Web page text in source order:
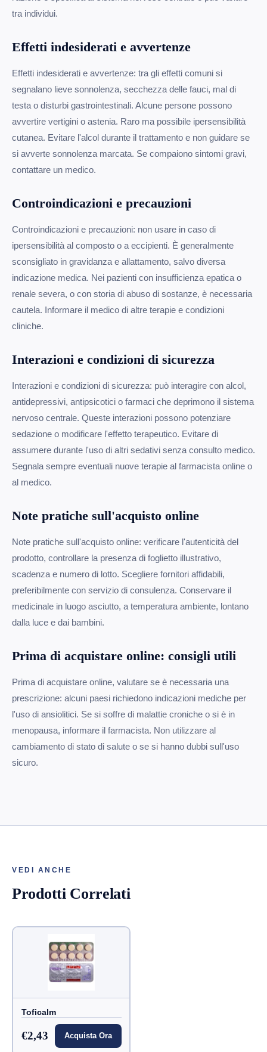
tra individui.
Effetti indesiderati e avvertenze
Effetti indesiderati e avvertenze: tra gli effetti comuni si
segnalano lieve sonnolenza, secchezza delle fauci, mal di
testa o disturbi gastrointestinali. Alcune persone possono
avvertire vertigini o astenia. Raro ma possibile ipersensibilità
cutanea. Evitare l'alcol durante il trattamento e non guidare se
si avverte sonnolenza marcata. Se compaiono sintomi gravi,
contattare un medico.
Controindicazioni e precauzioni
Controindicazioni e precauzioni: non usare in caso di
ipersensibilità al composto o a eccipienti. È generalmente
sconsigliato in gravidanza e allattamento, salvo diversa
indicazione medica. Nei pazienti con insufficienza epatica o
renale severa, o con storia di abuso di sostanze, è necessaria
cautela. Informare il medico di altre terapie e condizioni
cliniche.
Interazioni e condizioni di sicurezza
Interazioni e condizioni di sicurezza: può interagire con alcol,
antidepressivi, antipsicotici o farmaci che deprimono il sistema
nervoso centrale. Queste interazioni possono potenziare
sedazione o modificare l'effetto terapeutico. Evitare di
assumere durante l'uso di altri sedativi senza consulto medico.
Segnala sempre eventuali nuove terapie al farmacista online o
al medico.
Note pratiche sull'acquisto online
Note pratiche sull'acquisto online: verificare l'autenticità del
prodotto, controllare la presenza di foglietto illustrativo,
scadenza e numero di lotto. Scegliere fornitori affidabili,
preferibilmente con servizio di consulenza. Conservare il
medicinale in luogo asciutto, a temperatura ambiente, lontano
dalla luce e dai bambini.
Prima di acquistare online: consigli utili
Prima di acquistare online, valutare se è necessaria una
prescrizione: alcuni paesi richiedono indicazioni mediche per
l'uso di ansiolitici. Se si soffre di malattie croniche o si è in
menopausa, informare il farmacista. Non utilizzare al
cambiamento di stato di salute o se si hanno dubbi sull'uso
sicuro.
VEDI ANCHE
Prodotti Correlati
Toficalm
€2,43 Acquista Ora